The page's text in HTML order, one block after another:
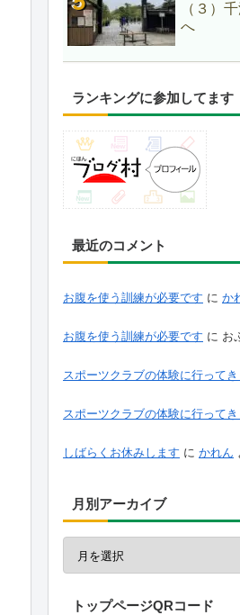
（３）
へ
ランキングに参加してます
最近のコメント
お腹を使う訓練が必要です に か
お腹を使う訓練が必要です に お
スポーツクラブの体験に行って
スポーツクラブの体験に行って
しばらくお休みします に かれん
月別アーカイブ
トップページQRコード